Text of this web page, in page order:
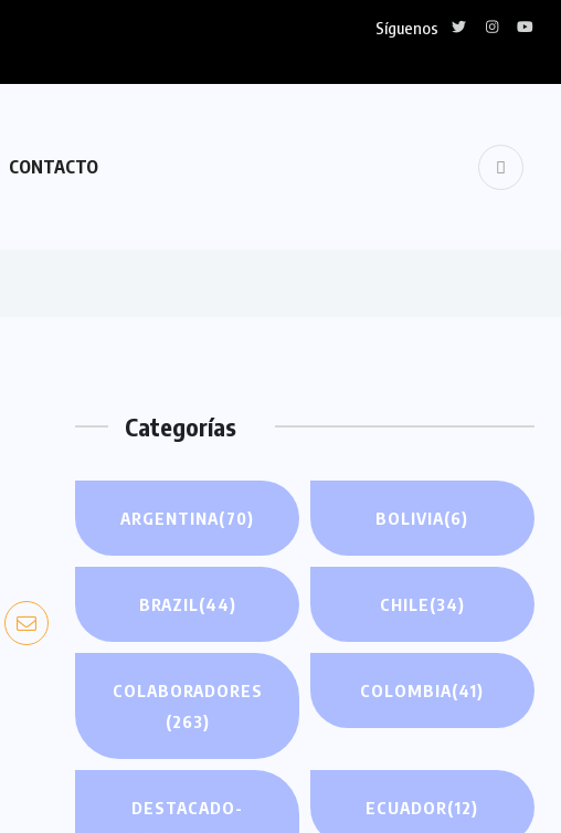
Síguenos
CONTACTO
Categorías
ARGENTINA(70) BOLIVIA(6)
BRAZIL(44) CHILE(34)
COLABORADORES
(263)
COLOMBIA(41)
DESTACADO-
ECUADOR(12)